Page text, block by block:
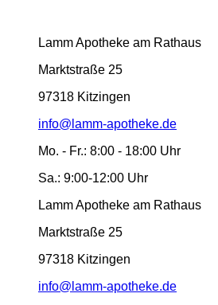
Lamm Apotheke am Rathaus
Marktstraße 25
97318 Kitzingen
info@lamm-apotheke.de
Mo. - Fr.: 8:00 - 18:00 Uhr
Sa.: 9:00-12:00 Uhr
Lamm Apotheke am Rathaus
Marktstraße 25
97318 Kitzingen
info@lamm-apotheke.de